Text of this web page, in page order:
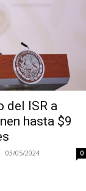
del ISR a
hasta $9
- 03/05/2024 0